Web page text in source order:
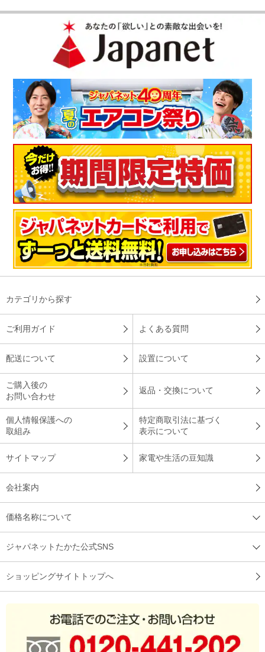
カテゴリから探す
ご利用ガイド よくある質問
配送について 設置について
ご購入後の
お問い合わせ
返品・交換について
個人情報保護への
取組み
特定商取引法に基づく
表示について
サイトマップ 家電や生活の豆知識
会社案内
価格名称について
ジャパネットたかた公式SNS
ショッピングサイトトップへ